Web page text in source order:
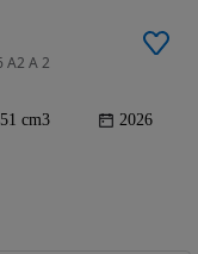
A2 A 2
cm3 2026